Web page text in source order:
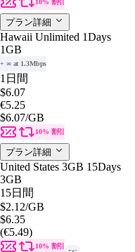
プラン詳細
Hawaii Unlimited 1Days
1GB
+ ∞ at 1.3Mbps
1日間
$6.07
€5.25
$6.07/GB
10% 割引
プラン詳細
United States 3GB 15Days
3GB
15日間
$2.12/GB
$6.35
(€5.49)
10% 割引